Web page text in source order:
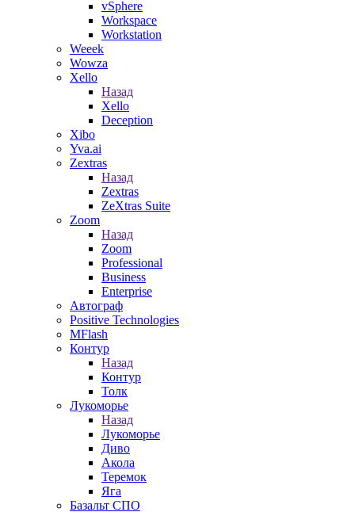
vSphere
Workspace
Workstation
Weeek
Wowza
Xello
Назад
Xello
Deception
Xibo
Yva.ai
Zextras
Назад
Zextras
ZeXtras Suite
Zoom
Назад
Zoom
Professional
Business
Enterprise
Автограф
Positive Technologies
MFlash
Контур
Назад
Контур
Толк
Лукоморье
Назад
Лукоморье
Диво
Акола
Теремок
Яга
Базальт СПО